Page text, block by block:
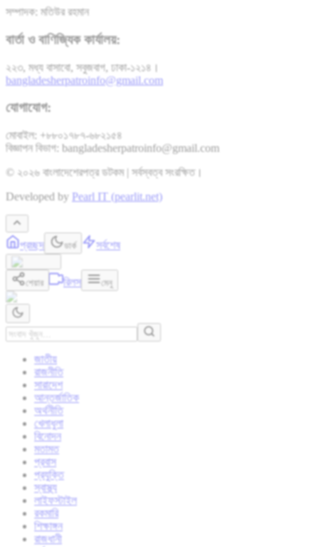
সম্পাদক: মতিউর রহমান
বার্তা ও বাণিজ্যিক কার্যালয়:
২২৩, মধ্য বাসাবো, সবুজবাগ, ঢাকা-১২১৪।
bangladesherpatroinfo@gmail.com
যোগাযোগ:
মোবাইল: +৮৮০১৭৮৭-৬৮২১৫৪
বিজ্ঞাপন বিভাগ: bangladesherpatroinfo@gmail.com
© ২০২৬ বাংলাদেশেরপত্র ডটকম | সর্বস্বত্ব সংরক্ষিত।
Developed by Pearl IT (pearlit.net)
প্রচ্ছদ ডার্ক সর্বশেষ
শেয়ার রিলস মেনু
জাতীয়
রাজনীতি
সারাদেশ
আন্তর্জাতিক
অর্থনীতি
খেলাধুলা
বিনোদন
মতামত
প্রবাস
প্রযুক্তি
স্বাস্থ্য
লাইফস্টাইল
রকমারি
শিক্ষাঙ্গন
রাজধানী